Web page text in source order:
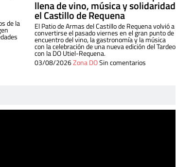
de la
llena de vino, música y solidaridad
el Castillo de Requena
El Patio de Armas del Castillo de Requena volvió a
convertirse el pasado viernes en el gran punto de
encuentro del vino, la gastronomía y la música
con la celebración de una nueva edición del Tardeo
con la DO Utiel-Requena.
03/08/2026Zona DOSin comentarios